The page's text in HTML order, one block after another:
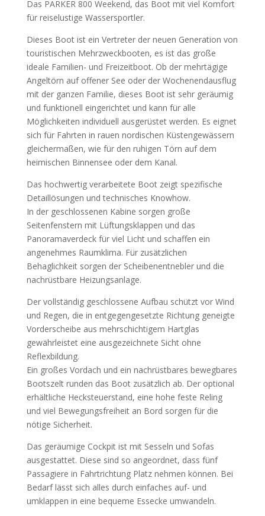
Das PARKER 800 Weekend, das Boot mit viel Komfort
für reiselustige Wassersportler.
Dieses Boot ist ein Vertreter der neuen Generation von
touristischen Mehrzweckbooten, es ist das große
ideale Familien- und Freizeitboot. Ob der mehrtägige
Angeltörn auf offener See oder der Wochenendausflug
mit der ganzen Familie, dieses Boot ist sehr geräumig
und funktionell eingerichtet und kann für alle
Möglichkeiten individuell ausgerüstet werden. Es eignet
sich für Fahrten in rauen nordischen Küstengewässern
gleichermaßen, wie für den ruhigen Törn auf dem
heimischen Binnensee oder dem Kanal.
Das hochwertig verarbeitete Boot zeigt spezifische
Detaillösungen und technisches Knowhow.
In der geschlossenen Kabine sorgen große
Seitenfenstern mit Lüftungsklappen und das
Panoramaverdeck für viel Licht und schaffen ein
angenehmes Raumklima. Für zusätzlichen
Behaglichkeit sorgen der Scheibenentnebler und die
nachrüstbare Heizungsanlage.
Der vollständig geschlossene Aufbau schützt vor Wind
und Regen, die in entgegengesetzte Richtung geneigte
Vorderscheibe aus mehrschichtigem Hartglas
gewährleistet eine ausgezeichnete Sicht ohne
Reflexbildung.
Ein großes Vordach und ein nachrüstbares bewegbares
Bootszelt runden das Boot zusätzlich ab. Der optional
erhältliche Hecksteuerstand, eine hohe feste Reling
und viel Bewegungsfreiheit an Bord sorgen für die
nötige Sicherheit.
Das geräumige Cockpit ist mit Sesseln und Sofas
ausgestattet. Diese sind so angeordnet, dass fünf
Passagiere in Fahrtrichtung Platz nehmen können. Bei
Bedarf lässt sich alles durch einfaches auf- und
umklappen in eine bequeme Essecke umwandeln.